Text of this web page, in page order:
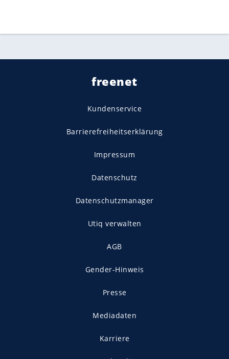
freenet
Kundenservice
Barrierefreiheitserklärung
Impressum
Datenschutz
Datenschutzmanager
Utiq verwalten
AGB
Gender-Hinweis
Presse
Mediadaten
Karriere